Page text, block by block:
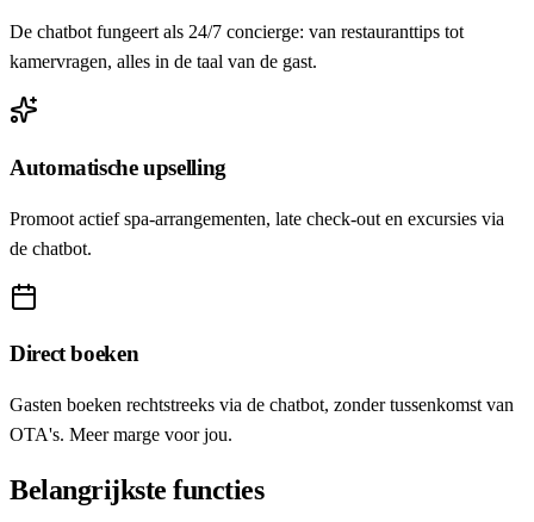
De chatbot fungeert als 24/7 concierge: van restauranttips tot
kamervragen, alles in de taal van de gast.
Automatische upselling
Promoot actief spa-arrangementen, late check-out en excursies via
de chatbot.
Direct boeken
Gasten boeken rechtstreeks via de chatbot, zonder tussenkomst van
OTA's. Meer marge voor jou.
Belangrijkste functies